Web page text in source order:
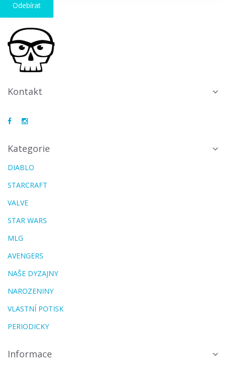
Odebírat
Kontakt
Kategorie
DIABLO
STARCRAFT
VALVE
STAR WARS
MLG
AVENGERS
NAŠE DYZAJNY
NAROZENINY
VLASTNÍ POTISK
PERIODICKY
Informace